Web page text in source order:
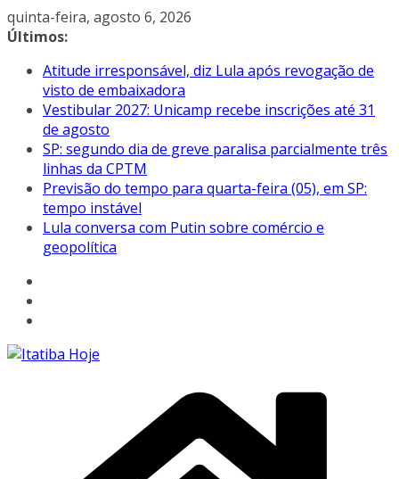
Pular
para
conteúdo
quinta-feira, agosto 6, 2026
Últimos:
Atitude irresponsável, diz Lula após revogação de
visto de embaixadora
Vestibular 2027: Unicamp recebe inscrições até 31
de agosto
SP: segundo dia de greve paralisa parcialmente três
linhas da CPTM
Previsão do tempo para quarta-feira (05), em SP:
tempo instável
Lula conversa com Putin sobre comércio e
geopolítica